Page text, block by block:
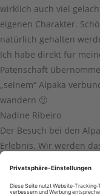
wirklich auch viel
eigenen Charakter.
natürlich gehalten
Ich habe direkt für
Patenschaft
„seinem“ Alpaka
wandern 🙂
Nadine Ribeiro
Der Besuch bei den
Erlebnis. Wir werden